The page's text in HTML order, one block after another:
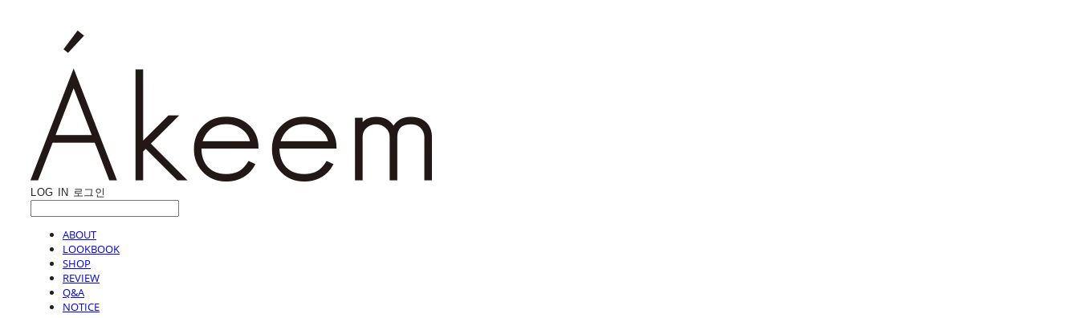
LOG IN 로그인
ABOUT
LOOKBOOK
SHOP
REVIEW
Q&A
NOTICE